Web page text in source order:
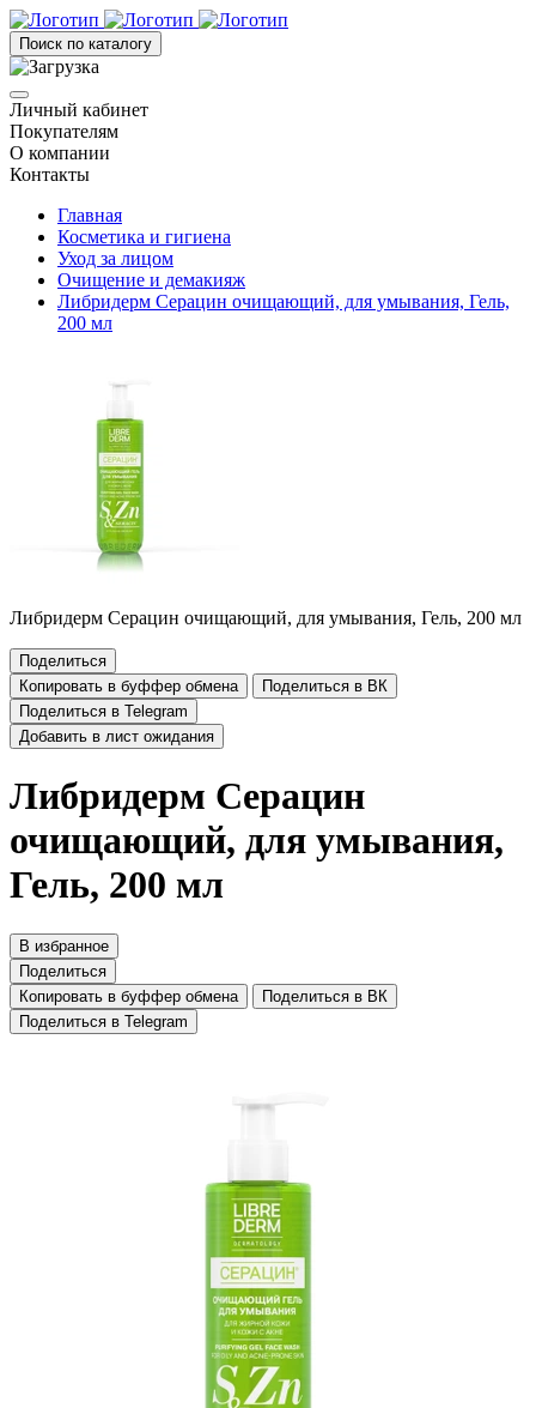
Поиск по каталогу
Личный кабинет
Покупателям
О компании
Контакты
Главная
Косметика и гигиена
Уход за лицом
Очищение и демакияж
Либридерм Серацин очищающий, для умывания, Гель,
200 мл
Либридерм Серацин очищающий, для умывания, Гель, 200 мл
Поделиться
Копировать в буффер обмена
Поделиться в ВК
Поделиться в Telegram
Добавить в лист ожидания
Либридерм Серацин
очищающий, для умывания,
Гель, 200 мл
В избранное
Поделиться
Копировать в буффер обмена
Поделиться в ВК
Поделиться в Telegram